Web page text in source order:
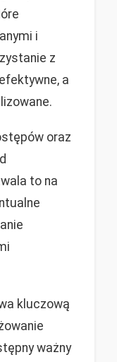
i
z
a
oraz
to na
kluczową
ważny